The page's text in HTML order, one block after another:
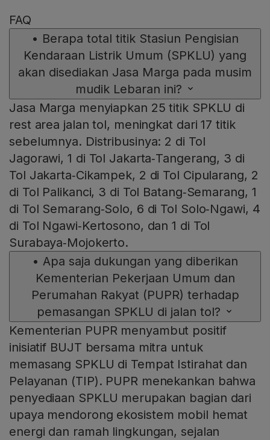
FAQ
• Berapa total titik Stasiun Pengisian
Kendaraan Listrik Umum (SPKLU) yang
akan disediakan Jasa Marga pada musim
mudik Lebaran ini?
Jasa Marga menyiapkan 25 titik SPKLU di
rest area jalan tol, meningkat dari 17 titik
sebelumnya. Distribusinya: 2 di Tol
Jagorawi, 1 di Tol Jakarta‑Tangerang, 3 di
Tol Jakarta‑Cikampek, 2 di Tol Cipularang, 2
di Tol Palikanci, 3 di Tol Batang‑Semarang, 1
di Tol Semarang‑Solo, 6 di Tol Solo‑Ngawi, 4
di Tol Ngawi‑Kertosono, dan 1 di Tol
Surabaya‑Mojokerto.
• Apa saja dukungan yang diberikan
Kementerian Pekerjaan Umum dan
Perumahan Rakyat (PUPR) terhadap
pemasangan SPKLU di jalan tol?
Kementerian PUPR menyambut positif
inisiatif BUJT bersama mitra untuk
memasang SPKLU di Tempat Istirahat dan
Pelayanan (TIP). PUPR menekankan bahwa
penyediaan SPKLU merupakan bagian dari
upaya mendorong ekosistem mobil hemat
energi dan ramah lingkungan, sejalan